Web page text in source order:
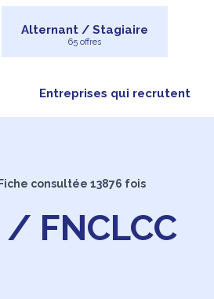
Alternant / Stagiaire
65 offres
Entreprises qui recrutent
Fiche consultée 13876 fois
/ FNCLCC